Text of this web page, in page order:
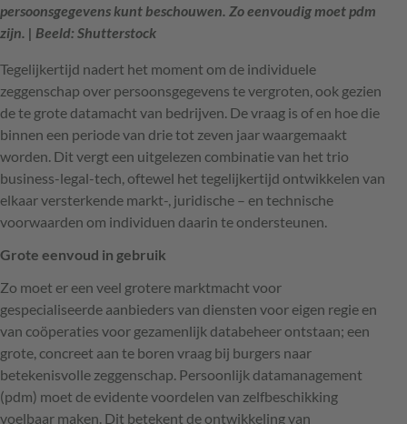
persoonsgegevens kunt beschouwen. Zo eenvoudig moet pdm
zijn. | Beeld: Shutterstock
Tegelijkertijd nadert het moment om de individuele
zeggenschap over persoonsgegevens te vergroten, ook gezien
de te grote datamacht van bedrijven. De vraag is of en hoe die
binnen een periode van drie tot zeven jaar waargemaakt
worden. Dit vergt een uitgelezen combinatie van het trio
business-legal-tech, oftewel het tegelijkertijd ontwikkelen van
elkaar versterkende markt-, juridische – en technische
voorwaarden om individuen daarin te ondersteunen.
Grote eenvoud in gebruik
Zo moet er een veel grotere marktmacht voor
gespecialiseerde aanbieders van diensten voor eigen regie en
van coöperaties voor gezamenlijk databeheer ontstaan; een
grote, concreet aan te boren vraag bij burgers naar
betekenisvolle zeggenschap. Persoonlijk datamanagement
(pdm) moet de evidente voordelen van zelfbeschikking
voelbaar maken. Dit betekent de ontwikkeling van